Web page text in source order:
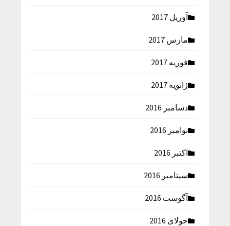
آوریل 2017
مارس 2017
فوریه 2017
ژانویه 2017
دسامبر 2016
نوامبر 2016
اکتبر 2016
سپتامبر 2016
آگوست 2016
جولای 2016